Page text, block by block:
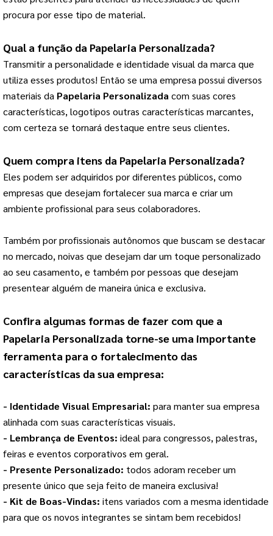
procura por esse tipo de material.
Qual a função da Papelaria Personalizada?
Transmitir a personalidade e identidade visual da marca que
utiliza esses produtos! Então se uma empresa possui diversos
materiais da Papelaria Personalizada com suas cores
características, logotipos outras características marcantes,
com certeza se tornará destaque entre seus clientes.
Quem compra itens da Papelaria Personalizada?
Eles podem ser adquiridos por diferentes públicos, como
empresas que desejam fortalecer sua marca e criar um
ambiente profissional para seus colaboradores.
Também por profissionais autônomos que buscam se destacar
no mercado, noivas que desejam dar um toque personalizado
ao seu casamento, e também por pessoas que desejam
presentear alguém de maneira única e exclusiva.
Papelaria Personalizada torne-se uma importante
ferramenta para o fortalecimento das
características da sua empresa:
- Identidade Visual Empresarial: para manter sua empresa
alinhada com suas características visuais.
- Lembrança de Eventos: ideal para congressos, palestras,
feiras e eventos corporativos em geral.
- Presente Personalizado: todos adoram receber um
presente único que seja feito de maneira exclusiva!
- Kit de Boas-Vindas: itens variados com a mesma identidade
para que os novos integrantes se sintam bem recebidos!